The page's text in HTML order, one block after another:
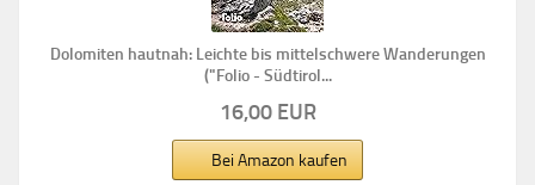
Dolomiten hautnah: Leichte bis mittelschwere Wanderungen
("Folio - Südtirol...
16,00 EUR
Bei Amazon kaufen